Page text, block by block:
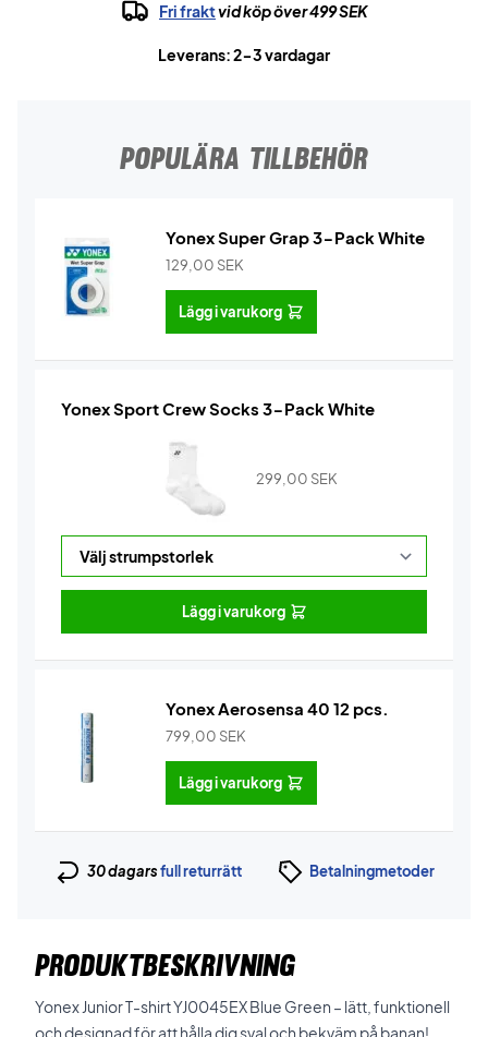
Fri fraktvid köp över 499 SEK
Leverans: 2-3 vardagar
POPULÄRA TILLBEHÖR
Yonex Super Grap 3-Pack White
129,00 SEK
Lägg i varukorg
Yonex Sport Crew Socks 3-Pack White
299,00 SEK
Lägg i varukorg
Yonex Aerosensa 40 12 pcs.
799,00 SEK
Lägg i varukorg
30 dagarsfull returrätt Betalningmetoder
PRODUKTBESKRIVNING
Yonex Junior T-shirt YJ0045EX Blue Green – lätt, funktionell
och designad för att hålla dig sval och bekväm på banan!